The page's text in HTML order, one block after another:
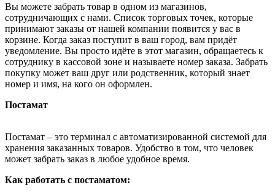
Вы можете забрать товар в одном из магазинов,
сотрудничающих с нами. Список торговых точек, которые
принимают заказы от нашей компании появится у вас в
корзине. Когда заказ поступит в ваш город, вам придёт
уведомление. Вы просто идёте в этот магазин, обращаетесь к
сотруднику в кассовой зоне и называете номер заказа. Забрать
покупку может ваш друг или родственник, который знает
номер и имя, на кого он оформлен.
Постамат
Постамат – это терминал с автоматизированной системой для
хранения заказанных товаров. Удобство в том, что человек
может забрать заказ в любое удобное время.
Как работать с постаматом: